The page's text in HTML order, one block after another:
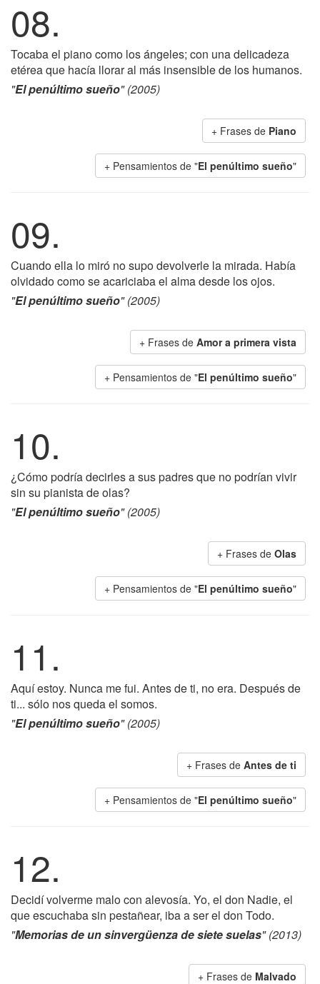
08.
Tocaba el piano como los ángeles; con una delicadeza
etérea que hacía llorar al más insensible de los humanos.
"El penúltimo sueño" (2005)
+ Frases de Piano
+ Pensamientos de "El penúltimo sueño"
09.
Cuando ella lo miró no supo devolverle la mirada. Había
olvidado como se acariciaba el alma desde los ojos.
"El penúltimo sueño" (2005)
+ Frases de Amor a primera vista
+ Pensamientos de "El penúltimo sueño"
10.
¿Cómo podría decirles a sus padres que no podrían vivir
sin su pianista de olas?
"El penúltimo sueño" (2005)
+ Frases de Olas
+ Pensamientos de "El penúltimo sueño"
11.
Aquí estoy. Nunca me fui. Antes de ti, no era. Después de
ti... sólo nos queda el somos.
"El penúltimo sueño" (2005)
+ Frases de Antes de ti
+ Pensamientos de "El penúltimo sueño"
12.
Decidí volverme malo con alevosía. Yo, el don Nadie, el
que escuchaba sin pestañear, iba a ser el don Todo.
"Memorias de un sinvergüenza de siete suelas" (2013)
+ Frases de Malvado